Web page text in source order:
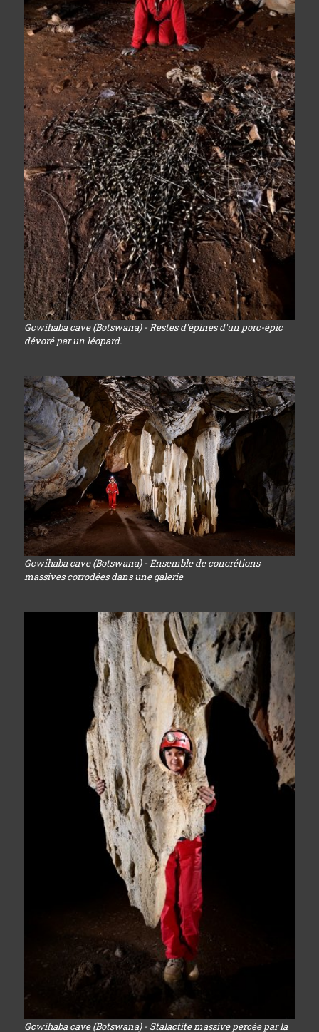
Gcwihaba cave (Botswana) - Restes d'épines d'un porc-épic
dévoré par un léopard.
Gcwihaba cave (Botswana) - Ensemble de concrétions
massives corrodées dans une galerie
Gcwihaba cave (Botswana) - Stalactite massive percée par la